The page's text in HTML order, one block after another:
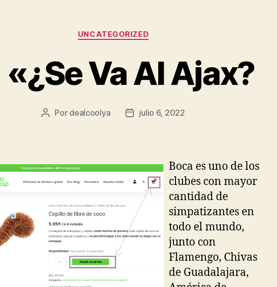
Categorías
UNCATEGORIZED
Va Al Ajax?
Autor
Por dealcoolya
Fechajulio 6, 2022
Boca es uno de los
clubes con mayor
cantidad de
simpatizantes en
todo el mundo,
junto con
Flamengo, Chivas
de Guadalajara,